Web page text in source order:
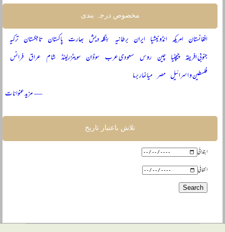
مخصوص درجہ بندی
افغانستان امریکہ انڈونیشیا ایران برطانیہ بنگلہ دیش بھارت پاکستان تاجکستان ترکیہ
جنوبی افریقہ چیچنیا چین روس سعودی عرب سوڈان سویٹزرلینڈ شام عراق فرانس
فلسطین و اسرائیل مصر میانمار برما
— مزید عنوانات
تلاش باعتبار تاریخ
ابتدائی
انتہائی